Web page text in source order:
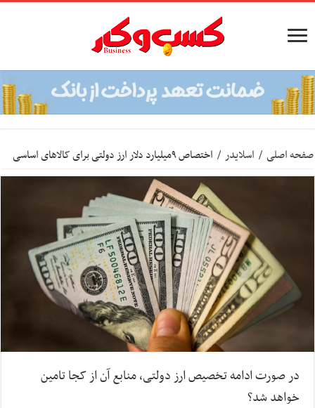
صفحه اصلی / اسلایدر / اختصاص ۹میلیارد دلار ارز دولتی برای کالاهای اساسی
در صورت ادامه تخصیص ارز دولتی، منابع آن از کجا تامین
خواهد شد؟